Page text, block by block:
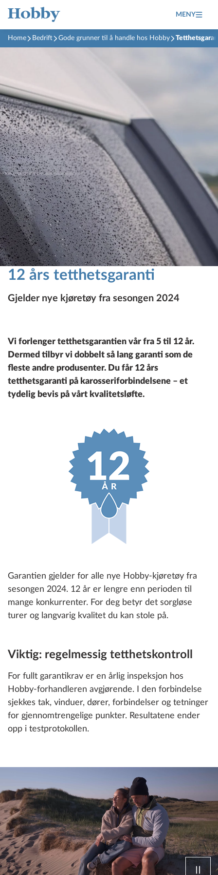
MENY
Home Bedrift Gode grunner til å handle hos Hobby
12 års tetthetsgaranti
Gjelder nye kjøretøy fra sesongen 2024
Vi forlenger tetthetsgarantien vår fra 5 til 12 år.
Dermed tilbyr vi dobbelt så lang garanti som de
fleste andre produsenter. Du får 12 års
tetthetsgaranti på karosseriforbindelsene – et
tydelig bevis på vårt kvalitetsløfte.
Garantien gjelder for alle nye Hobby-kjøretøy fra
sesongen 2024. 12 år er lengre enn perioden til
mange konkurrenter. For deg betyr det sorgløse
turer og langvarig kvalitet du kan stole på.
Viktig: regelmessig tetthetskontroll
For fullt garantikrav er en årlig inspeksjon hos
Hobby-forhandleren avgjørende. I den forbindelse
sjekkes tak, vinduer, dører, forbindelser og tetninger
for gjennomtrengelige punkter. Resultatene ender
opp i testprotokollen.